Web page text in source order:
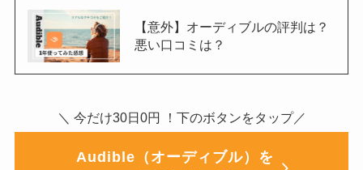
【意外】オーディブルの評判は？
悪い口コミは？
＼ 今だけ30日0円 ！下のボタンをタップ／
Audible（オーディブル）を